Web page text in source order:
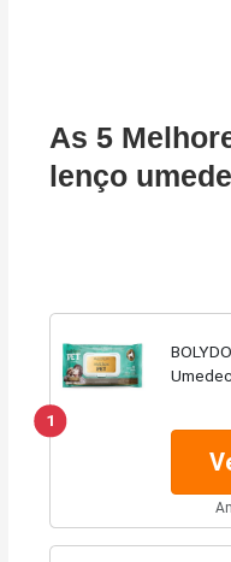
As 5
lenço
1